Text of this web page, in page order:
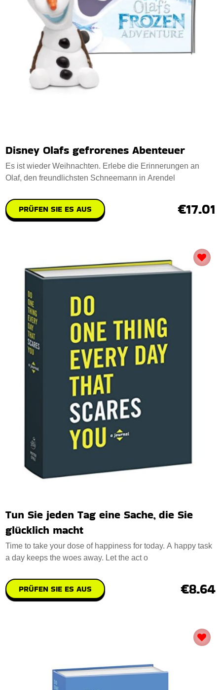
Disney Olafs gefrorenes Abenteuer
Es ist wieder Weihnachten. Erlebe die Erinnerungen an
Olaf, den freundlichsten Schneemann in Arendel
PRÜFEN SIE ES AUS €17.01
Tun Sie jeden Tag eine Sache, die Sie
glücklich macht
Time to take your dose of happiness for today. A happy task
a day keeps the woes away. Let the act o
PRÜFEN SIE ES AUS €8.64